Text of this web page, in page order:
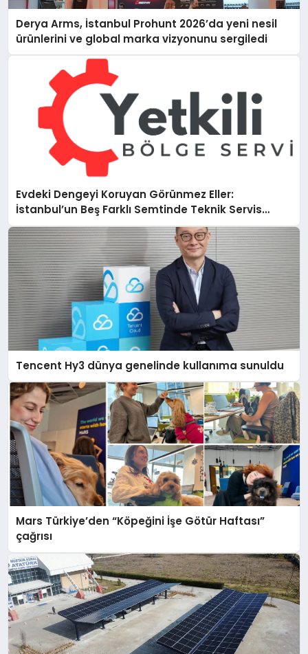
Derya Arms, İstanbul Prohunt 2026’da yeni nesil
ürünlerini ve global marka vizyonunu sergiledi
Evdeki Dengeyi Koruyan Görünmez Eller:
İstanbul’un Beş Farklı Semtinde Teknik Servis
Gerçeği
Tencent Hy3 dünya genelinde kullanıma sunuldu
Mars Türkiye’den “Köpeğini İşe Götür Haftası”
çağrısı